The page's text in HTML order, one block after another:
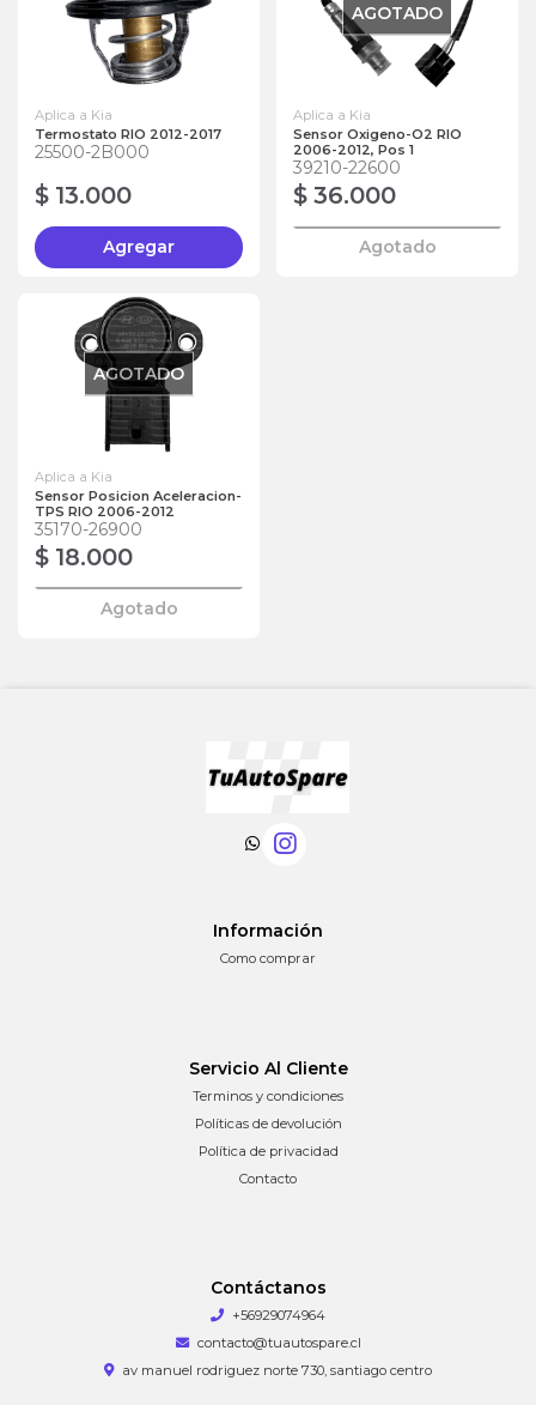
Aplica a Kia
Termostato RIO 2012-2017
25500-2B000
$ 13.000
Agregar
AGOTADO
Aplica a Kia
Sensor Oxigeno-O2 RIO
2006-2012, Pos 1
39210-22600
$ 36.000
Agotado
AGOTADO
Aplica a Kia
Sensor Posicion Aceleracion-
TPS RIO 2006-2012
35170-26900
$ 18.000
Agotado
Información
Como comprar
Servicio Al Cliente
Terminos y condiciones
Políticas de devolución
Política de privacidad
Contacto
Contáctanos
+56929074964
contacto@tuautospare.cl
av manuel rodriguez norte 730, santiago centro